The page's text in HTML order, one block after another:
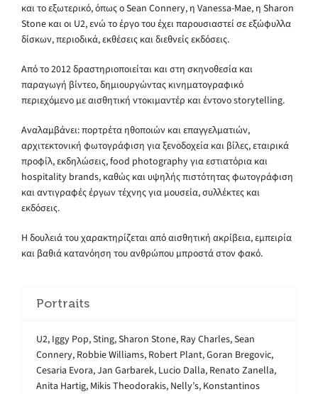
και το εξωτερικό, όπως ο Sean Connery, η Vanessa-Mae, η Sharon
Stone και οι U2, ενώ το έργο του έχει παρουσιαστεί σε εξώφυλλα
δίσκων, περιοδικά, εκθέσεις και διεθνείς εκδόσεις.
Από το 2012 δραστηριοποιείται και στη σκηνοθεσία και
παραγωγή βίντεο, δημιουργώντας κινηματογραφικό
περιεχόμενο με αισθητική ντοκιμαντέρ και έντονο storytelling.
Αναλαμβάνει: πορτρέτα ηθοποιών και επαγγελματιών,
αρχιτεκτονική φωτογράφιση για ξενοδοχεία και βίλες, εταιρικά
προφίλ, εκδηλώσεις, food photography για εστιατόρια και
hospitality brands, καθώς και υψηλής πιστότητας φωτογράφιση
και αντιγραφές έργων τέχνης για μουσεία, συλλέκτες και
εκδόσεις.
Η δουλειά του χαρακτηρίζεται από αισθητική ακρίβεια, εμπειρία
και βαθιά κατανόηση του ανθρώπου μπροστά στον φακό.
Portraits
U2, Iggy Pop, Sting, Sharon Stone, Ray Charles, Sean
Connery, Robbie Williams, Robert Plant, Goran Bregovic,
Cesaria Evora, Jan Garbarek, Lucio Dalla, Renato Zanella,
Anita Hartig, Mikis Theodorakis, Nelly’s, Konstantinos